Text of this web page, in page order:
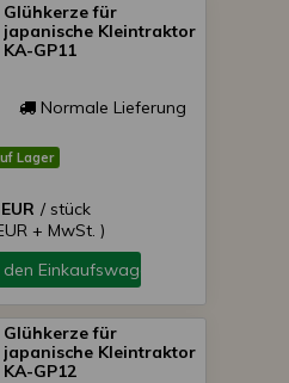
Glühkerze für
japanische Kleintraktor
KA-GP11
Normale Lieferung
Lager
/ stück
+ MwSt. )
den Einkaufswagen
Glühkerze für
japanische Kleintraktor
KA-GP12